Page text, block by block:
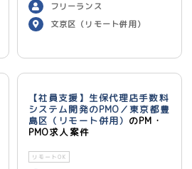
フリーランス
文京区（リモート併用）
【社員支援】生保代理店手数料
システム開発のPMO／東京都豊
島区（リモート併用） のPM・
PMO求人案件
リモートOK